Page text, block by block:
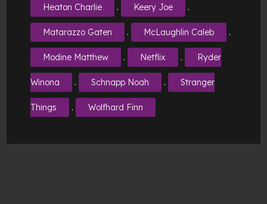
Heaton Charlie . Keery Joe .
Matarazzo Gaten . McLaughlin Caleb .
Modine Matthew . Netflix . Ryder
Winona . Schnapp Noah . Stranger
Things . Wolfhard Finn